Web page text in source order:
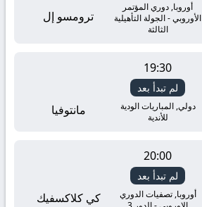
أوروبا, دوري المؤتمر
الأوروبي - الجولة التأهيلية
الثالثة
ترومسو إل
19:30
لم تبدأ بعد
دولي, المباريات الودية
للأندية
مانتوفيا
20:00
لم تبدأ بعد
أوروبا, تصفيات الدوري
كي كلاكسفيك